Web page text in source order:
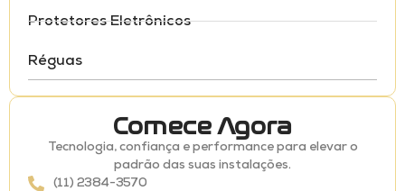
Protetores Eletrônicos
Réguas
Comece Agora
Tecnologia, confiança e performance para elevar o
padrão das suas instalações.
(11) 2384-3570